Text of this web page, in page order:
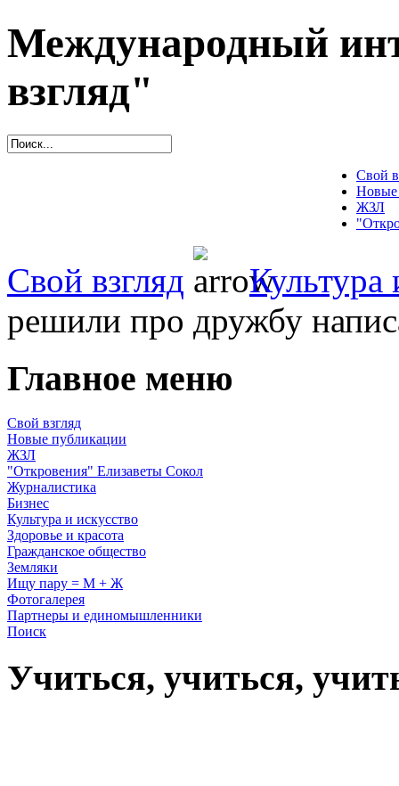
Международный
взгляд"
Свой
Новые
ЖЗЛ
Свой взгляд
Культура
решили про дружбу
Главное меню
Свой взгляд
Новые публикации
ЖЗЛ
"Откровения" Елизаветы Сокол
Журналистика
Бизнес
Культура и искусство
Здоровье и красота
Гражданское общество
Земляки
Ищу пару = М + Ж
Фотогалерея
Партнеры и единомышленники
Поиск
Учиться, учиться,